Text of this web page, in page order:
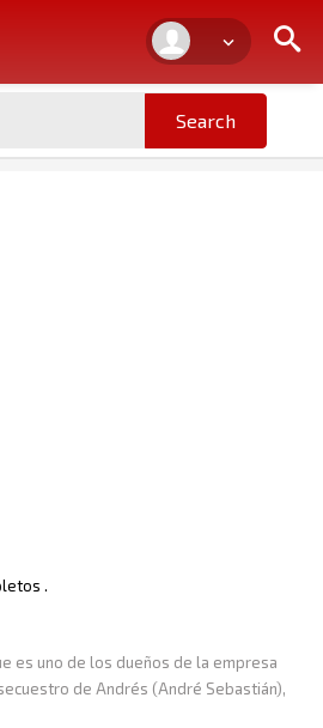
.
es uno de los dueños de la empresa
de Andrés (André Sebastián),